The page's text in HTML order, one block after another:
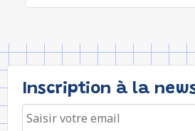
Inscription à la